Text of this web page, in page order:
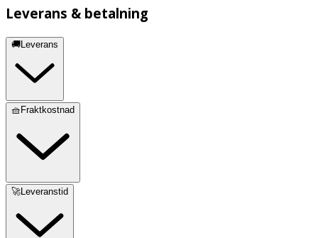
Leverans & betalning
🚚Leverans
🧺Fraktkostnad
🚀Leveranstid